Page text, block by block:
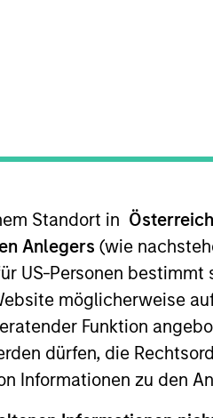
Standort in Österreich
Anlegers (wie
US-Personen
möglicherweise
Funktion
dürfen, die
Informationen zu den
für die künftige
(NIW) berechnet.
des Kalenderjahres zu